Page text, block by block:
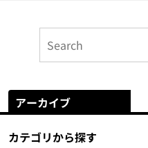
アーカイブ
カテゴリから探す